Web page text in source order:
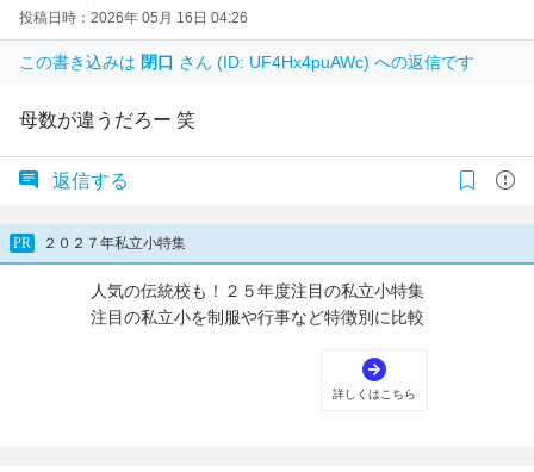
投稿日時：2026年 05月 16日 04:26
この書き込みは 閉口 さん (ID: UF4Hx4puAWc) への返信です
母数が違うだろー 笑
返信する